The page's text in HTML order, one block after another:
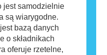
jest samodzielnie
są wiarygodne.
bazą danych
o składnikach
oferuje rzetelne,